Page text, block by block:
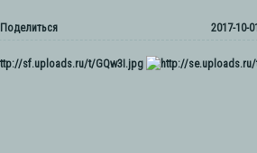
Поделиться 2017-10-